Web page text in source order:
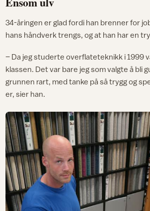
34-åringen er glad fordi han brenner for
hans håndverk trengs, og at han har en
– Da jeg studerte overflateteknikk i 1999
klassen. Det var bare jeg som valgte å bli
grunnen rart, med tanke på så trygg og
er, sier han.